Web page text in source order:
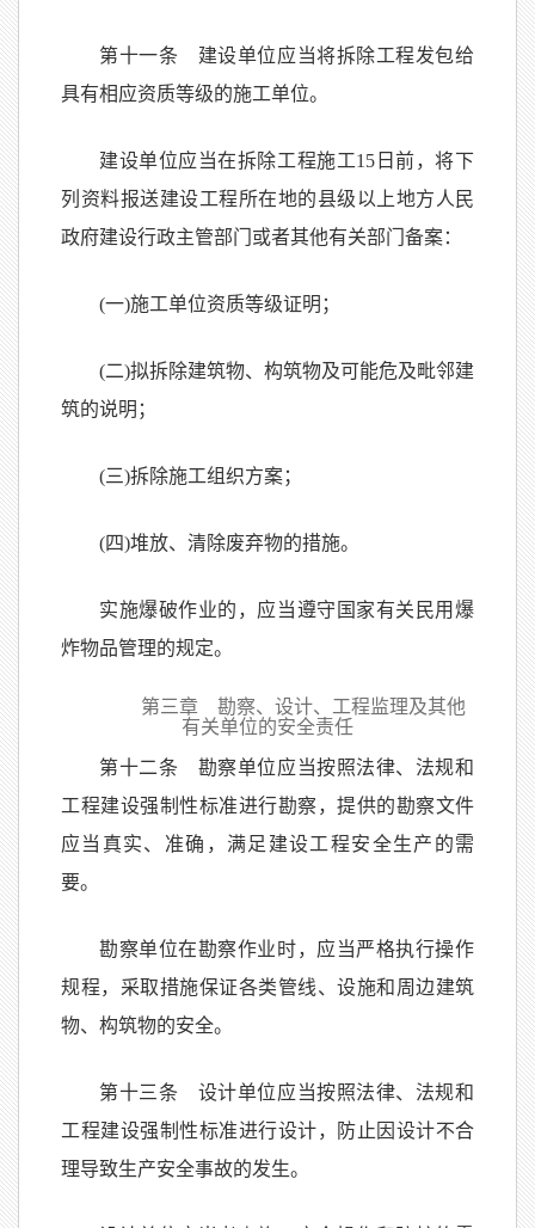
第十一条 建设单位应当将拆除工程发包给
具有相应资质等级的施工单位。
建设单位应当在拆除工程施工15日前，将下
列资料报送建设工程所在地的县级以上地方人民
政府建设行政主管部门或者其他有关部门备案：
(一)施工单位资质等级证明；
(二)拟拆除建筑物、构筑物及可能危及毗邻建
筑的说明；
(三)拆除施工组织方案；
(四)堆放、清除废弃物的措施。
实施爆破作业的，应当遵守国家有关民用爆
炸物品管理的规定。
第三章 勘察、设计、工程监理及其他
有关单位的安全责任
第十二条 勘察单位应当按照法律、法规和
工程建设强制性标准进行勘察，提供的勘察文件
应当真实、准确，满足建设工程安全生产的需
要。
勘察单位在勘察作业时，应当严格执行操作
规程，采取措施保证各类管线、设施和周边建筑
物、构筑物的安全。
第十三条 设计单位应当按照法律、法规和
工程建设强制性标准进行设计，防止因设计不合
理导致生产安全事故的发生。